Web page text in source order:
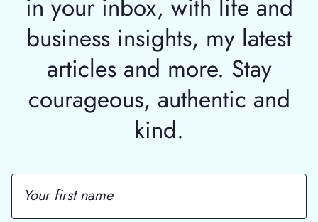
in your inbox, with life and
business insights, my latest
articles and more. Stay
courageous, authentic and
kind.